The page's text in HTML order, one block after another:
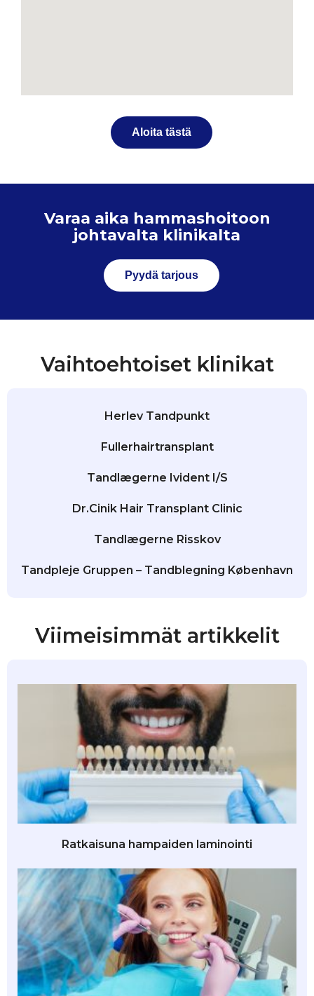
Aloita tästä
Varaa aika hammashoitoon
johtavalta klinikalta
Pyydä tarjous
Vaihtoehtoiset klinikat
Herlev Tandpunkt
Fullerhairtransplant
Tandlægerne Ivident I/S
Dr.Cinik Hair Transplant Clinic
Tandlægerne Risskov
Tandpleje Gruppen – Tandblegning København
Viimeisimmät artikkelit
Ratkaisuna hampaiden laminointi